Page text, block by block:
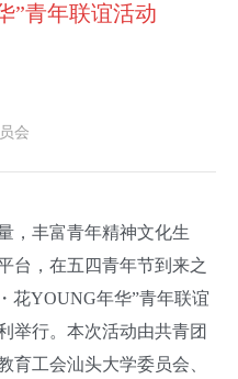
”青年联谊活动
会
，丰富青年精神文化生
台，在五四青年节到来之
花YOUNG年华”青年联谊
举行。本次活动由共青团
育工会汕头大学委员会、